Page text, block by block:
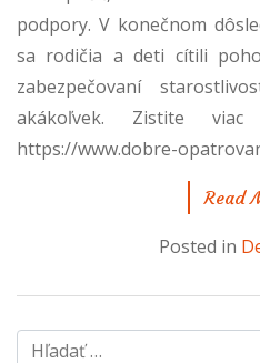
podpory. V konečnom
sa rodičia a deti cítili
zabezpečovaní
akákoľvek. Zistite
https://www.dobre-
Read
Posted in
Hľadať: